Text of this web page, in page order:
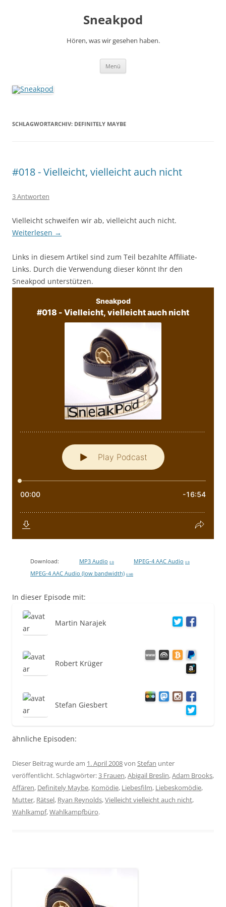
Sneakpod
Hören, was wir gesehen haben.
Menü
SCHLAGWORTARCHIV: DEFINITELY MAYBE
#018 - Vielleicht, vielleicht auch nicht
3 Antworten
Vielleicht schweifen wir ab, vielleicht auch nicht.
Weiterlesen →
Links in diesem Artikel sind zum Teil bezahlte Affiliate-
Links. Durch die Verwendung dieser könnt Ihr den
Sneakpod unterstützen.
Download: MP3 Audio 0 B MPEG-4 AAC Audio 0 B
MPEG-4 AAC Audio (low bandwidth) 6 MB
In dieser Episode mit:
Martin Narajek
Robert Krüger
Stefan Giesbert
ähnliche Episoden:
Dieser Beitrag wurde am 1. April 2008von Stefan unter
veröffentlicht. Schlagwörter:3 Frauen,Abigail Breslin,Adam Brooks,
Affären, Definitely Maybe, Komödie, Liebesfilm, Liebeskomödie,
Mutter, Rätsel, Ryan Reynolds,Vielleicht vielleicht auch nicht,
Wahlkampf,Wahlkampfbüro.